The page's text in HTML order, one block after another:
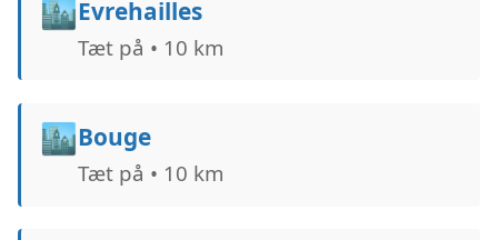
🏙️Evrehailles
Tæt på • 10 km
🏙️Bouge
Tæt på • 10 km